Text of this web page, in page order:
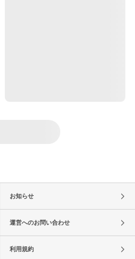
お知らせ
運営へのお問い合わせ
利用規約